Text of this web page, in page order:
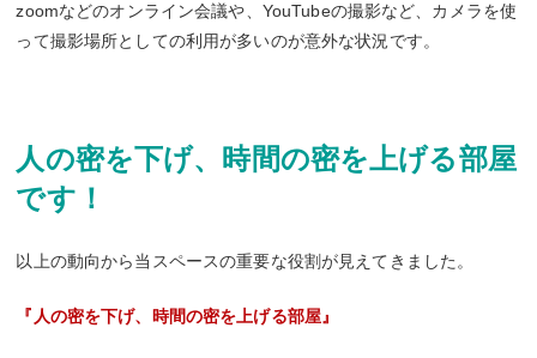
zoomなどのオンライン会議や、YouTubeの撮影など、カメラを使
って撮影場所としての利用が多いのが意外な状況です。
人の密を下げ、時間の密を上げる部屋
です！
以上の動向から当スペースの重要な役割が見えてきました。
『人の密を下げ、時間の密を上げる部屋』